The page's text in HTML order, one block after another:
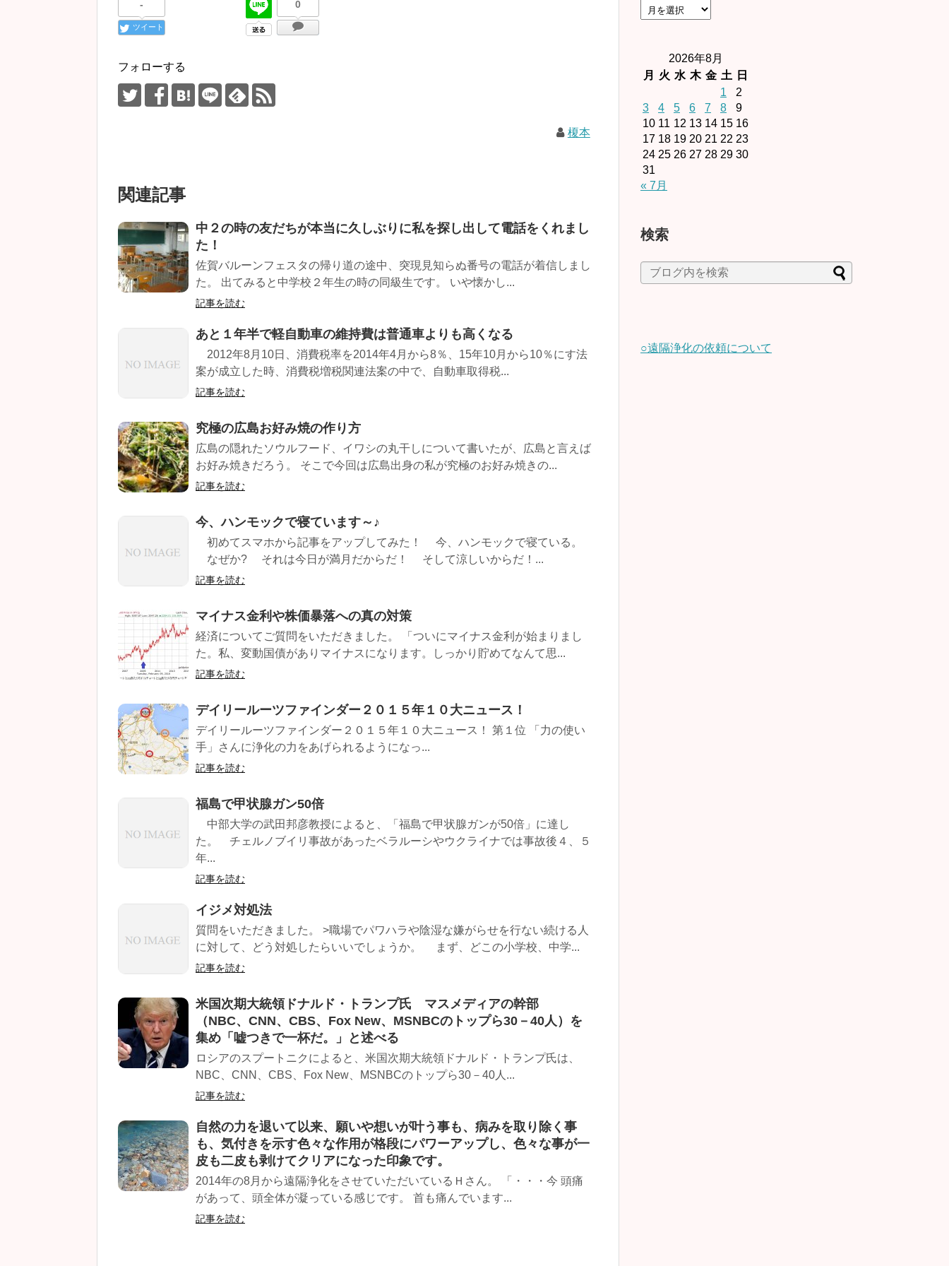
-
ツイート
0
フォローする
榎本
関連記事
中２の時の友だちが本当に久しぶりに私を探し出して電話をくれまし
た！
佐賀バルーンフェスタの帰り道の途中、突現見知らぬ番号の電話が着信しまし
た。 出てみると中学校２年生の時の同級生です。 いや懐かし...
記事を読む
あと１年半で軽自動車の維持費は普通車よりも高くなる
2012年8月10日、消費税率を2014年4月から8％、15年10月から10％にす法
案が成立した時、消費税増税関連法案の中で、自動車取得税...
記事を読む
究極の広島お好み焼の作り方
広島の隠れたソウルフード、イワシの丸干しについて書いたが、広島と言えば
お好み焼きだろう。 そこで今回は広島出身の私が究極のお好み焼きの...
記事を読む
今、ハンモックで寝ています～♪
初めてスマホから記事をアップしてみた！ 今、ハンモックで寝ている。
なぜか? それは今日が満月だからだ！ そして涼しいからだ！...
記事を読む
マイナス金利や株価暴落への真の対策
経済についてご質問をいただきました。 「ついにマイナス金利が始まりまし
た。私、変動国債がありマイナスになります。しっかり貯めてなんて思...
記事を読む
デイリールーツファインダー２０１５年１０大ニュース！
デイリールーツファインダー２０１５年１０大ニュース！ 第１位 「力の使い
手」さんに浄化の力をあげられるようになっ...
記事を読む
福島で甲状腺ガン50倍
中部大学の武田邦彦教授によると、「福島で甲状腺ガンが50倍」に達し
た。 チェルノブイリ事故があったベラルーシやウクライナでは事故後４、５
年...
記事を読む
イジメ対処法
質問をいただきました。 >職場でパワハラや陰湿な嫌がらせを行ない続ける人
に対して、どう対処したらいいでしょうか。 まず、どこの小学校、中学...
記事を読む
米国次期大統領ドナルド・トランプ氏 マスメディアの幹部
（NBC、CNN、CBS、Fox New、MSNBCのトップら30－40人）を
集め「嘘つきで一杯だ。」と述べる
ロシアのスプートニクによると、米国次期大統領ドナルド・トランプ氏は、
NBC、CNN、CBS、Fox New、MSNBCのトップら30－40人...
記事を読む
自然の力を退いて以来、願いや想いが叶う事も、病みを取り除く事
も、気付きを示す色々な作用が格段にパワーアップし、色々な事が一
皮も二皮も剥けてクリアになった印象です。
2014年の8月から遠隔浄化をさせていただいているＨさん。 「・・・今 頭痛
があって、頭全体が凝っている感じです。 首も痛んでいます...
記事を読む
2026年8月
月
火 水 木 金 土
日
1
2
3
4 5 6 7 8
9
10 11 12 13 14 15 16
17 18 19 20 21 22 23
24 25 26 27 28 29 30
31
« 7月
検索
○遠隔浄化の依頼について